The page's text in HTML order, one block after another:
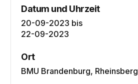
Datum und Uhrzeit
20-09-2023 bis
22-09-2023
Ort
BMU Brandenburg, Rheinsberg